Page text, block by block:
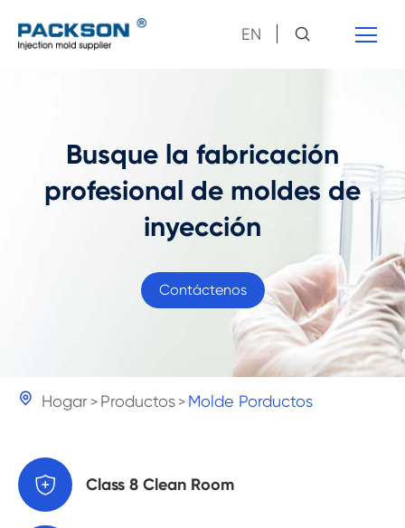
EN
Busque la fabricación
profesional de moldes de
inyección
Contáctenos
 Hogar Productos Molde Porductos
 Class 8 Clean Room